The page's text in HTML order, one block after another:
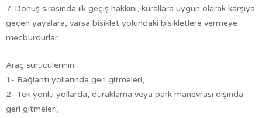
7. Dönüş sırasında ilk geçiş hakkını, kurallara uygun olarak karşıya
geçen yayalara, varsa bisiklet yolundaki bisikletlere vermeye
mecburdurlar.
Araç sürücülerinin:
1- Bağlantı yollarında geri gitmeleri,
2- Tek yönlü yollarda, duraklama veya park manevrası dışında
geri gitmeleri,